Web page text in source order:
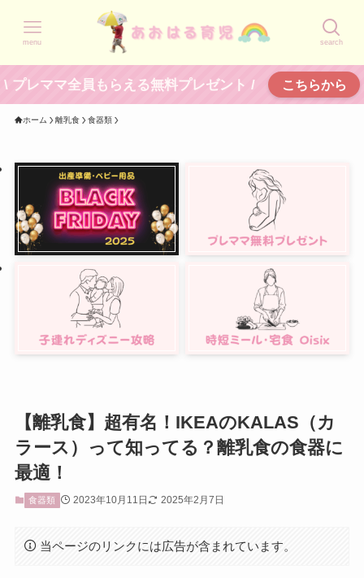
search
menu
\ プレママ全員もらえる無料プレゼント / こちらから
ホーム 離乳食 食器類
【離乳食】超有名！IKEAのKALAS（カ
ラース）って知ってる？離乳食の食器に
最適！
食器類 2023年10月11日 2025年2月7日
当ページのリンクには広告が含まれています。